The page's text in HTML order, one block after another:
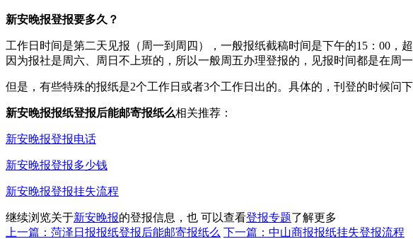
新安晚报登报要多久？
工作日时间是第二天见报（周一到周四），一般报纸截稿时间是下午的15：00，
因为报社是周六、周日不上班的，所以一般周五办理登报的，见报时间都是在周
但是，有些特殊的报纸是2个工作日或者3个工作日出的。具体的，刊登的时候问
新安晚报报纸登报后能邮寄报纸么相关推荐：
新安晚报登报电话
新安晚报登报多少钱
新安晚报登报挂失流程
继续浏览关于新安晚报的登报信息，也 可以查看登报专题了解更多
上一篇：菏泽日报报纸登报后能邮寄报纸么 下一篇：中山商报报纸挂失登报流程